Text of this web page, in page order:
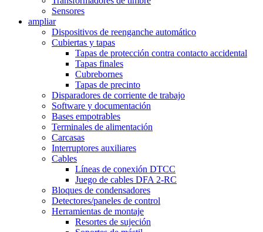
Sensores
ampliar
Dispositivos de reenganche automático
Cubiertas y tapas
Tapas de protección contra contacto accidental
Tapas finales
Cubrebornes
Tapas de precinto
Disparadores de corriente de trabajo
Software y documentación
Bases empotrables
Terminales de alimentación
Carcasas
Interruptores auxiliares
Cables
Líneas de conexión DTCC
Juego de cables DFA 2-RC
Bloques de condensadores
Detectores/paneles de control
Herramientas de montaje
Resortes de sujeción